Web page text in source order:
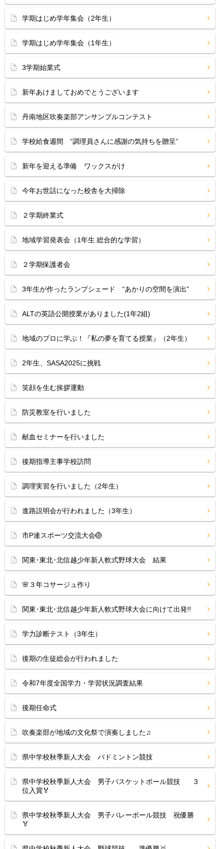
学期はじめ学年集会（2年生）
学期はじめ学年集会（1年生）
3学期始業式
新年あけましておめでとうございます
丹南地区吹奏楽部アンサンブルコンテスト
学校給食週間 “調理員さんに感謝の気持ちを贈呈”
新年を迎える準備 ワックスがけ
今年お世話になった校舎を大掃除
２学期終業式
地域学習発表会（1年生 総合的な学習）
２学期保護者会
3年生が作ったランプシェード “あかりの空間を演出”
ALTの英語公開授業がありました(1年2組)
地域のプロに学ぶ！『私の夢を育てる授業』（2年生）
2年生、SASA2025に挑戦
笑顔を生む挨拶運動
防災教室を行いました
献血セミナーを行いました
後期指導主事学校訪問
調理実習を行いました（2年生）
進路説明会が行われました（3年生）
市P連スポーツ交流大会🏐
関東･東北･北信越少年新人軟式野球大会 結果
🌸３年コサージュ作り
関東･東北･北信越少年新人軟式野球大会に向けて出発!!
学力診断テスト（3年生）
後期の生徒総会が行われました
令和7年度全国学力・学習状況調査結果
後期任命式
吹奏楽部が地域の文化祭で演奏しました♫
県中学校秋季新人大会 バドミントン競技
県中学校秋季新人大会 男子バスケットボール競技 3
位入賞🏅
県中学校秋季新人大会 男子バレーボール競技 祝優勝
🏅